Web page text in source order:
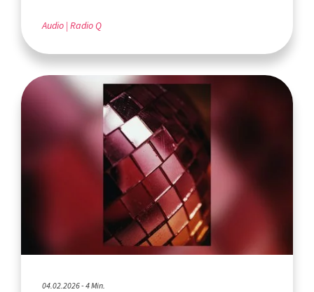
Audio Radio Q
04.02.2026 - 4 Min.